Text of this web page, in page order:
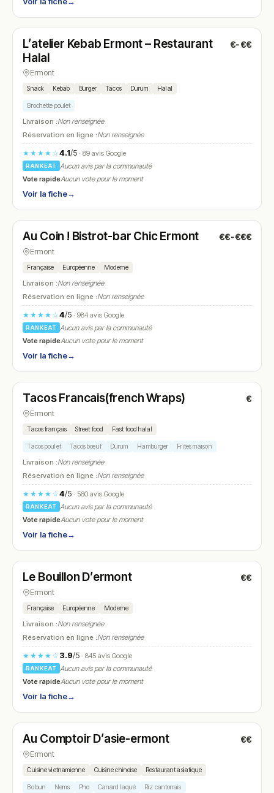
N° 21
L’atelier Kebab Ermont – Restaurant
Halal
€-€€
Ermont
Snack Kebab Burger Tacos Durum Halal
Brochette poulet
Livraison :Non renseignée
Réservation en ligne :Non renseignée
★★★★☆4.1/5· 89 avis Google
RANKEAT
Aucun avis par la communauté
Vote rapideAucun vote pour le moment
Voir la fiche→
N° 22
Au Coin ! Bistrot-bar Chic Ermont €€-€€€
Ermont
Française Européenne Moderne
Livraison :Non renseignée
Réservation en ligne :Non renseignée
★★★★☆4/5· 984 avis Google
RANKEAT
Aucun avis par la communauté
Vote rapideAucun vote pour le moment
Voir la fiche→
N° 23
Tacos Francais(french Wraps) €
Ermont
Tacos français Street food Fast food halal
Tacos poulet Tacos bœuf Durum Hamburger Frites maison
Livraison :Non renseignée
Réservation en ligne :Non renseignée
★★★★☆4/5· 560 avis Google
RANKEAT
Aucun avis par la communauté
Vote rapideAucun vote pour le moment
Voir la fiche→
N° 24
Le Bouillon D’ermont €€
Ermont
Française Européenne Moderne
Livraison :Non renseignée
Réservation en ligne :Non renseignée
★★★★☆ 3.9/5· 845 avis Google
RANKEAT
Aucun avis par la communauté
Vote rapideAucun vote pour le moment
Voir la fiche→
N° 25
Au Comptoir D’asie-ermont €€
Ermont
Cuisine vietnamienne Cuisine chinoise Restaurant asiatique
Bo bun Nems Pho Canard laqué Riz cantonais